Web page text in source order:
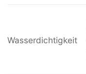
Wasserdichtigkeit